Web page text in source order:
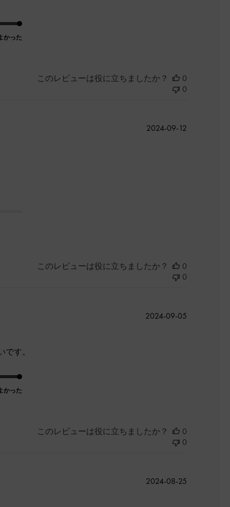
かった
このレビューは役に立ちましたか？
0
0
公
2024-09-12
このレビューは役に立ちましたか？
0
0
す。
かった
公
2024-09-05
このレビューは役に立ちましたか？
0
0
公
2024-08-25